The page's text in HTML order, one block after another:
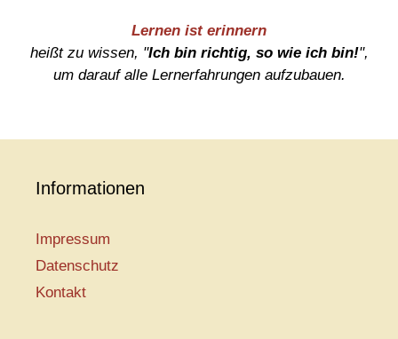
Lernen ist erinnern
heißt zu wissen, "Ich bin richtig, so wie ich bin!",
um darauf alle Lernerfahrungen aufzubauen.
Informationen
Impressum
Datenschutz
Kontakt